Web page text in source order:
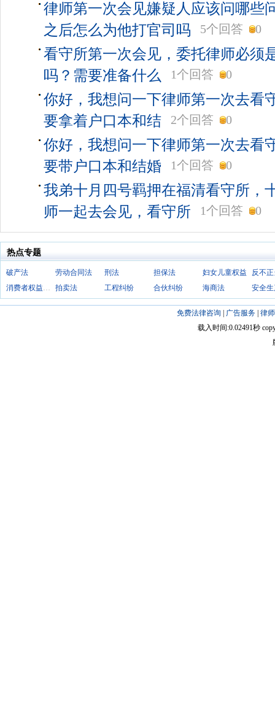
律师第一次会见嫌疑人应该问哪些
之后怎么为他打官司吗 5个回答 0
看守所第一次会见，委托律师必须
吗？需要准备什么 1个回答 0
你好，我想问一下律师第一次去看
要拿着户口本和结 2个回答 0
你好，我想问一下律师第一次去看
要带户口本和结婚 1个回答 0
我弟十月四号羁押在福清看守所，
师一起去会见，看守所 1个回答 0
热点专题
破产法 劳动合同法 刑法 担保法
妇女儿童权益
消费者权益保护法
拍卖法 工程纠纷 合伙纠纷 海商法 安全
免费法律咨询 广告服务| 律
载入时间:0.02491秒